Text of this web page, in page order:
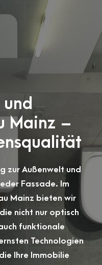
Mainz –
zur Außenwelt und
Fassade. Im
Mainz bieten wir
nicht nur optisch
funktionale
Technologien
Ihre Immobilie